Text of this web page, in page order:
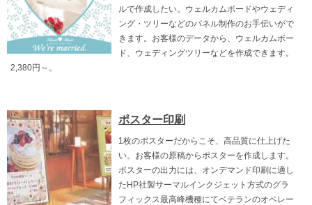
ルで作成したい。ウェルカムボードやウェディ
ング・ツリーなどのパネル制作のお手伝いがで
きます。お客様のデータから、ウェルカムボー
ド、ウェディングツリーなどを作成できます。
2,380円～。
ポスター印刷
1枚のポスターだからこそ、高品質に仕上げた
い。お客様の原稿からポスターを作成します。
ポスターの出力には、オンデマンド印刷に適し
たHP社製サーマルインクジェット方式のグラ
フィックス最高峰機種にてベテランのオペレー